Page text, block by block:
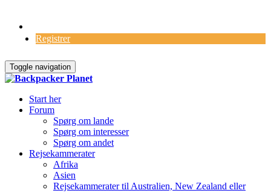
Registrer
Toggle navigation
Start her
Forum
Spørg om lande
Spørg om interesser
Spørg om andet
Rejsekammerater
Afrika
Asien
Rejsekammerater til Australien, New Zealand eller